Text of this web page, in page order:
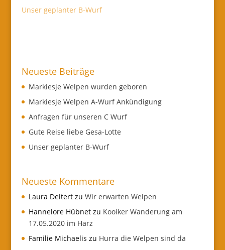
Unser geplanter B-Wurf
Neueste Beiträge
Markiesje Welpen wurden geboren
Markiesje Welpen A-Wurf Ankündigung
Anfragen für unseren C Wurf
Gute Reise liebe Gesa-Lotte
Unser geplanter B-Wurf
Neueste Kommentare
Laura Deitertzu Wir erwarten Welpen
Hannelore Hübnetzu Kooiker Wanderung am
17.05.2020 im Harz
Familie Michaelis zu Hurra die Welpen sind da